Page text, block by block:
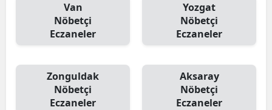
Van
Nöbetçi
Eczaneler
Yozgat
Nöbetçi
Eczaneler
Zonguldak
Nöbetçi
Eczaneler
Aksaray
Nöbetçi
Eczaneler